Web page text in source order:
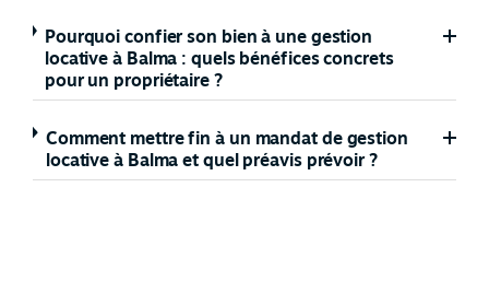
Pourquoi confier son bien à une gestion
locative à Balma : quels bénéfices concrets
pour un propriétaire ?
Comment mettre fin à un mandat de gestion
locative à Balma et quel préavis prévoir ?